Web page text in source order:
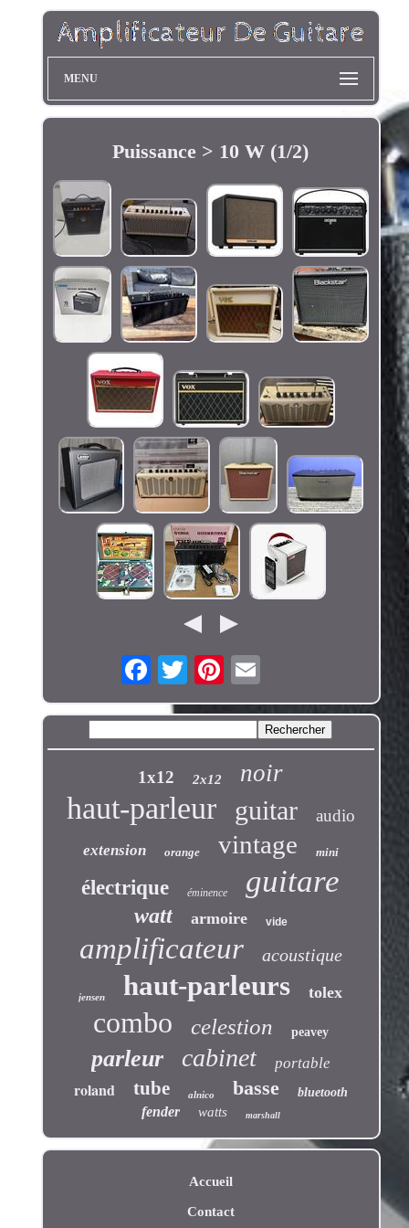
MENU
Puissance > 10 W (1/2)
1x12 2x12 noir
haut-parleur guitar audio
extension orange vintage mini
électrique éminence guitare
watt armoire vide
amplificateur acoustique
jensen haut-parleurs tolex
combo celestion peavey
parleur cabinet portable
roland tube alnico basse bluetooth
fender watts marshall
Accueil
Contact